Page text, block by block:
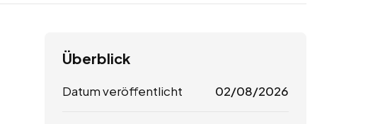
Überblick
Datum veröffentlicht 02/08/2026